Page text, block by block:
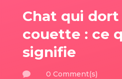
Chat qui dort
couette : ce
signifie
 0 Comment(s)